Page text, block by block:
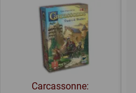
Carcassonne: